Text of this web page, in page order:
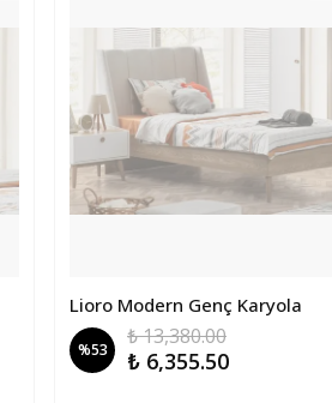
Lioro Modern Genç Karyola
%53
₺ 13,380.00
₺ 6,355.50